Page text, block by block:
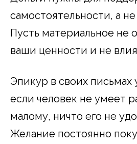
самостоятельности, а
Пусть материальное не
ваши ценности и не
Эпикур в своих письмах
если человек не умеет
малому, ничто его не
Желание постоянно